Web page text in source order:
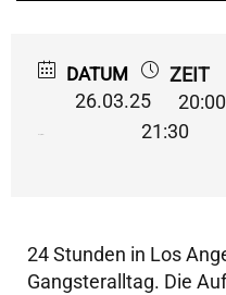
DATUM
26.03.25
ZEIT
21:30
24 Stunden in Los
Gangsteralltag. Die